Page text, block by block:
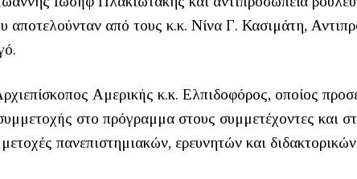
από τους κ.κ. Νίνα Γ. Κασιμάτη,
Αμερικής κ.κ. Ελπιδοφόρος, οποίος
στο πρόγραμμα στους συμμετέχοντες και
πανεπιστημιακών, ερευνητών και